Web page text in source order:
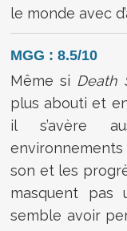
le monde avec
MGG : 8.5/10
Même si Death
plus abouti et
il s’avère
son et les
masquent
semble avoir